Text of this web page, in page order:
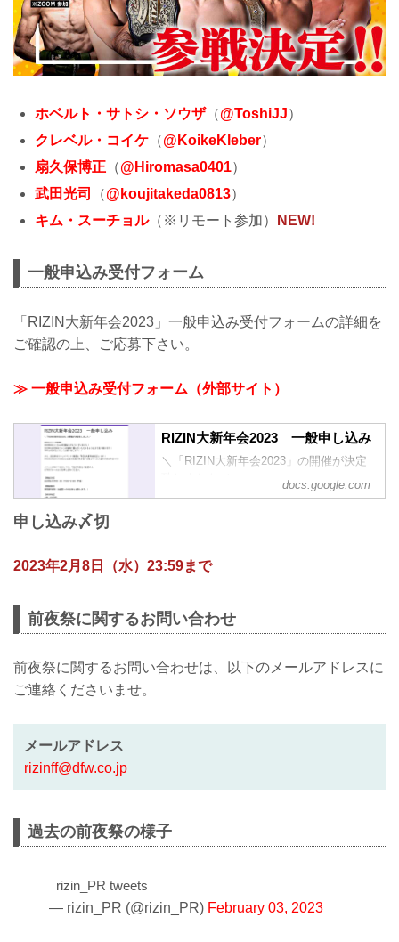
ホベルト・サトシ・ソウザ（@ToshiJJ）
クレベル・コイケ （@KoikeKleber）
扇久保博正 （@Hiromasa0401）
武田光司
（@koujitakeda0813）
キム・スーチョル（※リモート参加） NEW!
一般申込み受付フォーム
「RIZIN大新年会2023」一般申込み受付フォームの詳細を
ご確認の上、ご応募下さい。
≫ 一般申込み受付フォーム（外部サイト）
RIZIN大新年会2023 一般申し込み
＼「RIZIN大新年会2023」の開催が決定
RIZINファンの皆様！
いただけるよう全力で走り続けます！
さて、2023年のファンイベント1発目は
「RIZIN大新年会2023」です！
熱き戦いを魅せてくれた選手が参加予定
docs.google.com
申し込み〆切
2023年2月8日（水）23:59まで
前夜祭に関するお問い合わせ
前夜祭に関するお問い合わせは、以下のメールアドレスに
ご連絡くださいませ。
メールアドレス
rizinff@dfw.co.jp
過去の前夜祭の様子
rizin_PR tweets
— rizin_PR (@rizin_PR) February 03, 2023